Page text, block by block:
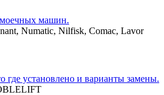
машин.
Numatic, Nilfisk, Comac, Lavor
где установлено и варианты замены.